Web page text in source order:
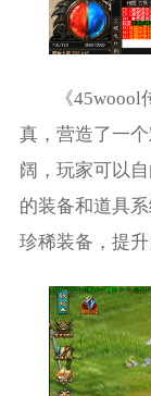
《
真，营造了一
阔，玩家可以
的装备和道具
珍稀装备，提升